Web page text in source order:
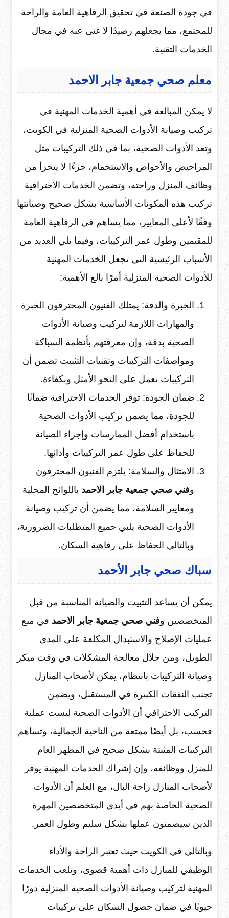
في جودة الصنعة في تحقيق الرفاهية العامة والراحة
للمجتمع، مما يجعلهم رصيدًا لا غنى عنه في مجال
الخدمات التقنية.
معلم صحي جمعية جابر الاحمد
لا يمكن المبالغة في أهمية الخدمات المهنية في
تركيب وصيانة الأدوات الصحية المنزلية في الكويت،
وتعد الأدوات الصحية، بما في ذلك التركيبات مثل
المراحيض والأحواض والاستحمام، جزءًا لا يتجزأ من
وظائف المنزل وراحته، وتضمن الخدمات الاحترافية
تركيب هذه المكونات الأساسية بشكل صحيح وصيانتها
وفقًا لأعلى المعايير، مما يساهم في الرفاهية العامة
للمقيمين وطول عمر التركيبات، وفيما يلي العديد من
الأسباب الرئيسية التي تجعل الخدمات المهنية
للأدوات الصحية المنزلية أمرًا بالغ الأهمية:
الخبرة والدقة: يمتلك الفنيون المحترفون الخبرة
والمهارات اللازمة لتركيب وصيانة الأدوات
الصحية بدقة، وإن معرفتهم بأنظمة السباكة
ومواصفات التركيبات وتقنيات التثبيت تضمن أن
التركيبات تعمل على النحو الأمثل وبكفاءة.
ضمان الجودة: توفر الخدمات الاحترافية ضمانًا
للجودة، مما يضمن تركيب الأدوات الصحية
باستخدام أفضل الممارسات وإجراء الصيانة
للحفاظ على طول عمر التركيبات وأدائها.
الامتثال والسلامة: يلتزم الفنيون المحترفون
وفني صحي جمعية جابر الاحمد باللوائح المحلية
ومعايير السلامة، مما يضمن أن تركيب وصيانة
الأدوات الصحية يلبي جميع المتطلبات الضرورية،
وبالتالي الحفاظ على رفاهية السكان.
سباك صحي جابر الأحمد
يمكن أن يساعد التثبيت والصيانة المناسبة من قبل
المتخصصين وفني صحي جمعية جابر الاحمد في منع
عمليات الإصلاح والاستبدال المكلفة على المدى
الطويل، ومن خلال معالجة المشكلات في وقت مبكر
وصيانة التركيبات بانتظام، يمكن لأصحاب المنازل
تجنب النفقات الكبيرة في المستقبل، ويضمن
التركيب الاحترافي أن الأدوات الصحية ليست عملية
فحسب، بل أيضًا ممتعة من الناحية الجمالية، وتساهم
التركيبات المثبتة بشكل صحيح في المظهر العام
للمنزل ووظائفه، وإن إشراك الخدمات المهنية يوفر
لأصحاب المنازل راحة البال، مع العلم أن الأدوات
الصحية الخاصة بهم في أيدي المتخصصين المهرة
الذين سيضمنون عملها بشكل سليم وطول العمر.
وبالتالي في الكويت حيث تعتبر الراحة والأداء
الوظيفي للمنازل ذات أهمية قصوى، وتلعب الخدمات
المهنية لتركيب وصيانة الأدوات الصحية المنزلية دورًا
حيويًا في ضمان حصول السكان على تركيبات